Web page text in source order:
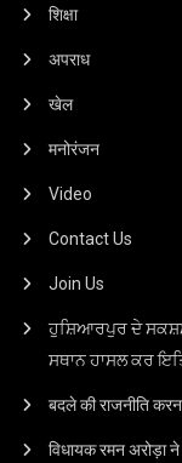
शिक्षा
अपराध
खेल
मनोरंजन
Video
Contact Us
Join Us
ਹੁਸ਼ਿਆਰਪੁਰ ਦੇ ਸਕਸ਼ਮ
ਸਥਾਨ ਹਾਸਲ ਕਰ
बदले की राजनीति
विधायक रमन अरोड़ा